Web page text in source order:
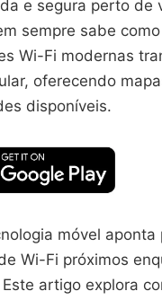
e segura perto de
sempre sabe
Wi-Fi modernas
oferecendo
disponíveis.
móvel aponta
Wi-Fi próximos
artigo explora